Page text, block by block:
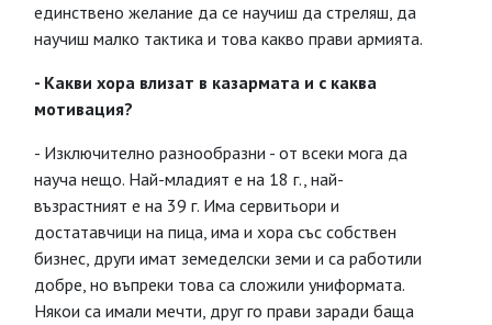
единствено желание да се научиш да стреляш, да
научиш малко тактика и това какво прави армията.
- Какви хора влизат в казармата и с каква
мотивация?
- Изключително разнообразни - от всеки мога да
науча нещо. Най-младият е на 18 г., най-
възрастният е на 39 г. Има сервитьори и
достатавчици на пица, има и хора със собствен
бизнес, други имат земеделски земи и са работили
добре, но въпреки това са сложили униформата.
Някои са имали мечти, друг го прави заради баща